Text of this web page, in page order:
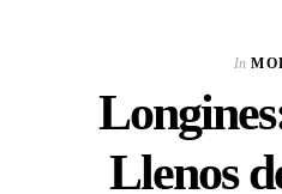
In
Llenos